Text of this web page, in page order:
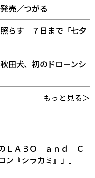
売／つがる
らす ７日まで「七夕
田犬、初のドローンシ
もっと見る＞
ＬＡＢＯ ａｎｄ Ｃ
ン『シラカミ』」」